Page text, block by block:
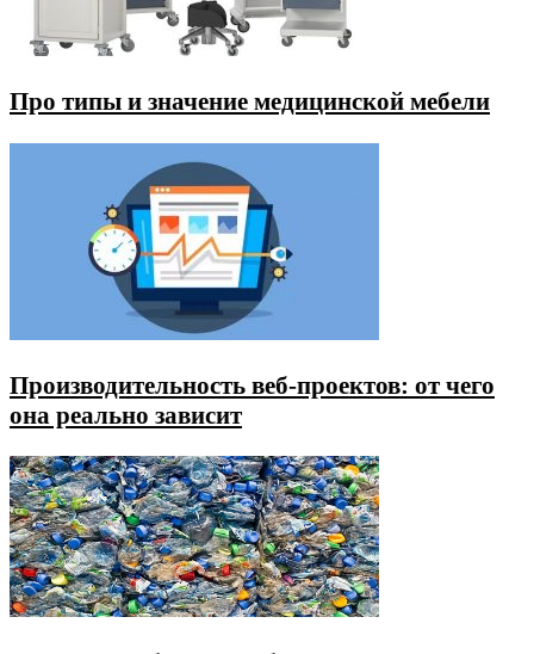
Про типы и значение медицинской мебели
Производительность веб-проектов: от чего
она реально зависит